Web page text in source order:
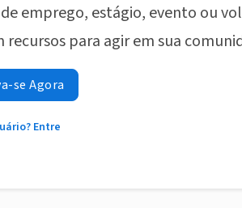
emprego, estágio, evento ou
para agir em sua
se Agora
Entre